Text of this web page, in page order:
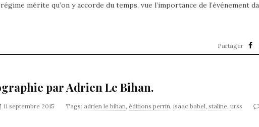
mérite qu’on y accorde du temps, vue l’importance de l’événement
Partager
par Adrien Le Bihan.
11 septembre 2015 Tags: adrien le bihan, éditions perrin, isaac babel, staline, urss